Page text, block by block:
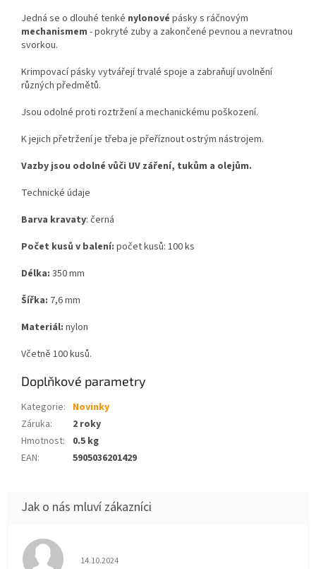
Jedná se o dlouhé tenké nylonové pásky s ráčnovým
mechanismem - pokryté zuby a zakončené pevnou a nevratnou
svorkou.
Krimpovací pásky vytvářejí trvalé spoje a zabraňují uvolnění
různých předmětů.
Jsou odolné proti roztržení a mechanickému poškození.
K jejich přetržení je třeba je přeříznout ostrým nástrojem.
Vazby jsou odolné vůči UV záření, tukům a olejům.
Technické údaje
Barva kravaty: černá
Počet kusů v balení: počet kusů: 100 ks
Délka: 350 mm
Šířka: 7,6 mm
Materiál: nylon
Včetně 100 kusů.
Doplňkové parametry
Kategorie: Novinky
Záruka:
2 roky
Hmotnost:
0.5 kg
EAN: 5905036201429
Hodnocení obchodu je 5 z 5 hvězdiček.
14.10.2024